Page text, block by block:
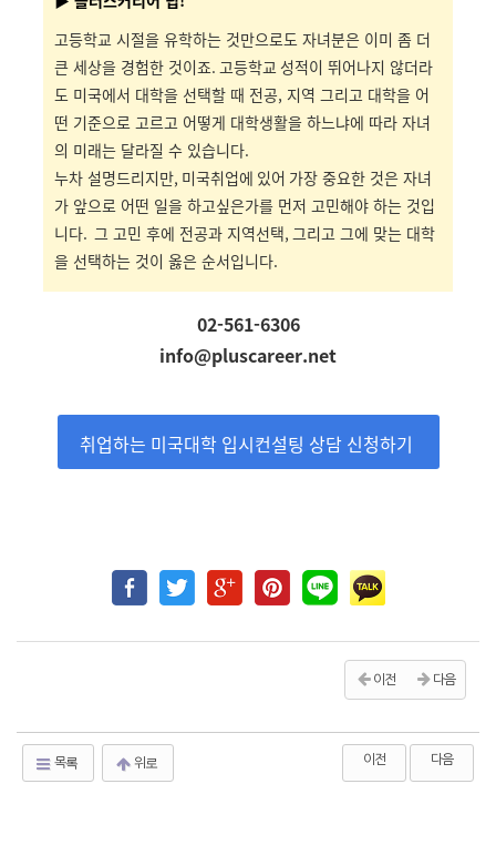
고등학교 시절을 유학하는 것만으로도 자녀분은 이미 좀 더
큰 세상을 경험한 것이죠. 고등학교성적이 뛰어나지 않더라
도 미국에서 대학을 선택할 때 전공, 지역 그리고 대학을 어
떤 기준으로 고르고 어떻게 대학생활을 하느냐에 따라 자녀
의 미래는 달라질 수 있습니다.
누차 설명드리지만, 미국취업에 있어 가장 중요한 것은 자녀
가 앞으로 어떤 일을 하고싶은가를 먼저 고민해야 하는 것입
니다. 그 고민 후에 전공과 지역선택, 그리고 그에 맞는 대학
을 선택하는 것이 옳은 순서입니다.
02-561-6306
info@pluscareer.net
취업하는 미국대학 입시컨설팅 상담 신청하기
이전 다음
목록 위로 이전 다음